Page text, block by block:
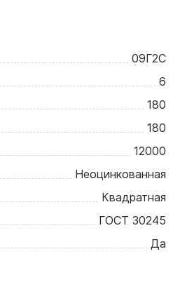
09Г2С
6
180
180
12000
Неоцинкованная
Квадратная
ГОСТ 30245
Да